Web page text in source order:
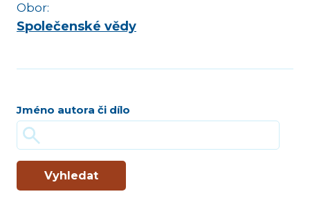
Obor:
Společenské vědy
Jméno autora či dílo
Vyhledat